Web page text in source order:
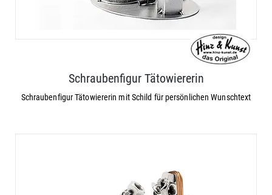
Schraubenfigur Tätowiererin
Schraubenfigur Tätowiererin mit Schild für persönlichen Wunschtext